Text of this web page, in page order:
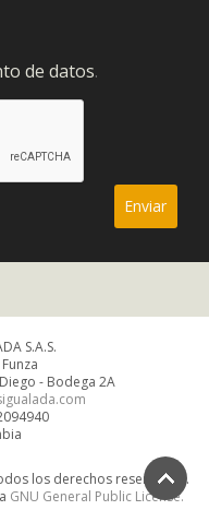
de datos.
S.A.S.
- Bodega 2A
los derechos reservados.
GNU General Public License.